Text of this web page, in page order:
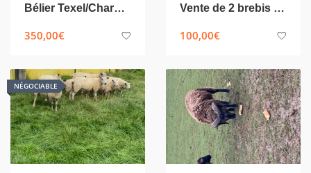
Bélier Texel/Charolais – +- 65kg
350,00€
Vente de 2 brebis et 1 agnelle croisé Charollais/Texel noirs bouclées – Région Rochefort/Tellin
100,00€
NÉGOCIABLE